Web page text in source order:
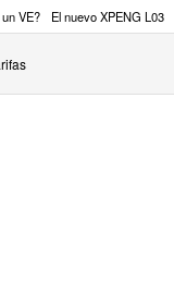
VE? El nuevo XPENG L03